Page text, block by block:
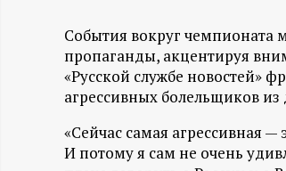
м
а
ц
и
События вокруг чемпионата
пропаганды, акцентируя
«Русской службе новостей»
агрессивных болельщиков
«Сейчас самая агрессивная —
И потому я сам не очень